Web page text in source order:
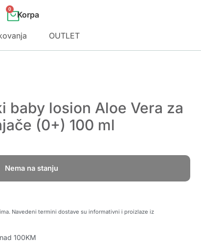
0
OUTLET
baby losion Aloe Vera za
(0+) 100 ml
Nema na stanju
Navedeni termini dostave su informativni i proizlaze iz
100KM